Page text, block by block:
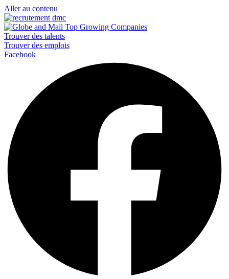
Aller au contenu
Trouver des talents
Trouver des emplois
Facebook